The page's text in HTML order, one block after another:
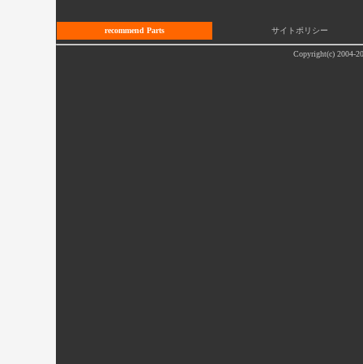
recommend Parts サイトポリシー
Copyright(c) 2004-